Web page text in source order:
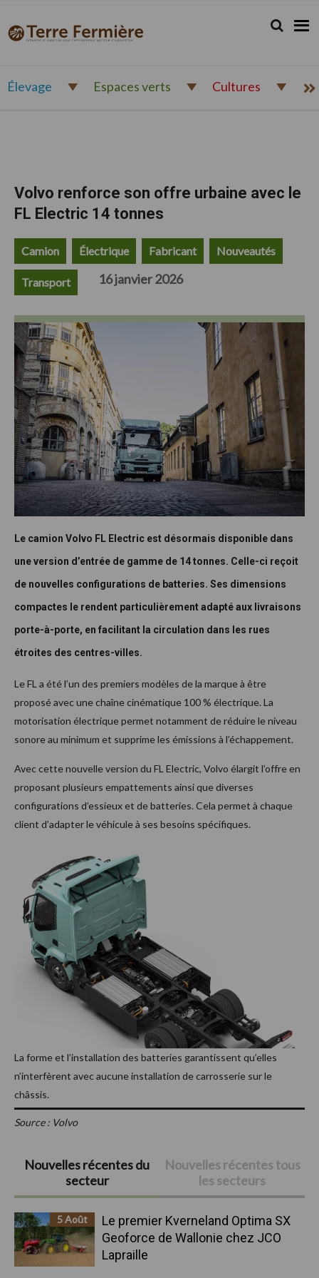
navigation
contenu
principal
pied
de
Terre
Fermière
Actualité
et
pour
Élevage Espaces verts Cultures
Volvo renforce son offre urbaine avec le
FL Electric 14 tonnes
Camion Électrique Fabricant Nouveautés
Transport 16 janvier 2026
Le camion Volvo FL Electric est désormais disponible dans
une version d’entrée de gamme de 14 tonnes. Celle-ci reçoit
de nouvelles configurations de batteries. Ses dimensions
compactes le rendent particulièrement adapté aux livraisons
porte-à-porte, en facilitant la circulation dans les rues
étroites des centres-villes.
Le FL a été l’un des premiers modèles de la marque à être
proposé avec une chaîne cinématique 100 % électrique. La
motorisation électrique permet notamment de réduire le niveau
sonore au minimum et supprime les émissions à l’échappement.
Avec cette nouvelle version du FL Electric, Volvo élargit l’offre en
proposant plusieurs empattements ainsi que diverses
configurations d’essieux et de batteries. Cela permet à chaque
client d’adapter le véhicule à ses besoins spécifiques.
La forme et l’installation des batteries garantissent qu’elles
n’interfèrent avec aucune installation de carrosserie sur le
châssis.
Source : Volvo
Barre
latérale
principale
Nouvelles récentes du
secteur
Nouvelles récentes tous
les secteurs
5 Août
Le premier Kverneland Optima SX
Geoforce de Wallonie chez JCO
Lapraille